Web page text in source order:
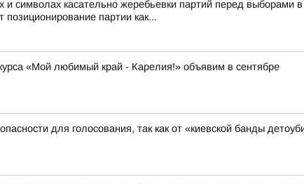
символах касательно жеребьевки партий перед
партии как...
«Мой любимый край - Карелия!» объявим в сентябре
для голосования, так как от «киевской банды